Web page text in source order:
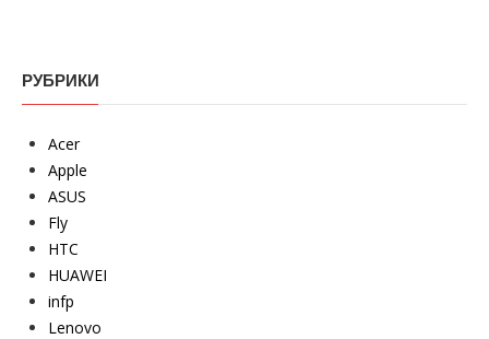
РУБРИКИ
Acer
Apple
ASUS
Fly
HTC
HUAWEI
infp
Lenovo